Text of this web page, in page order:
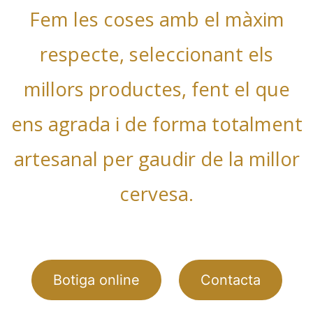
Fem les coses amb el màxim
respecte, seleccionant els
millors productes, fent el que
ens agrada i de forma totalment
artesanal per gaudir de la millor
cervesa.
Botiga online Contacta